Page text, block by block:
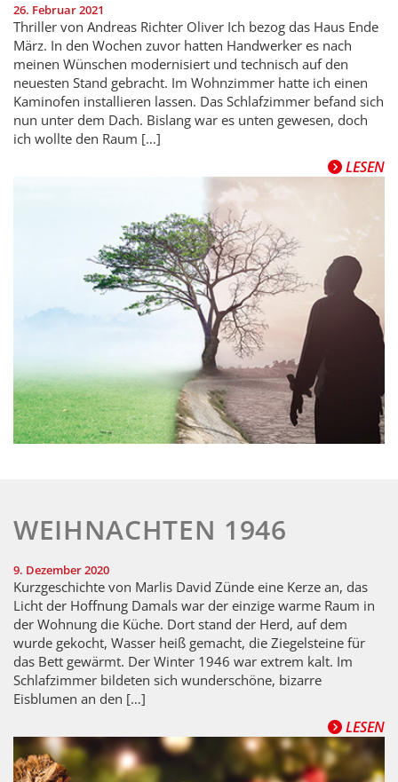
26. Februar 2021
Thriller von Andreas Richter Oliver Ich bezog das Haus Ende
März. In den Wochen zuvor hatten Handwerker es nach
meinen Wünschen modernisiert und technisch auf den
neuesten Stand gebracht. Im Wohnzimmer hatte ich einen
Kaminofen installieren lassen. Das Schlafzimmer befand sich
nun unter dem Dach. Bislang war es unten gewesen, doch
ich wollte den Raum […]
LESEN
WEIHNACHTEN 1946
9. Dezember 2020
Kurzgeschichte von Marlis David Zünde eine Kerze an, das
Licht der Hoffnung Damals war der einzige warme Raum in
der Wohnung die Küche. Dort stand der Herd, auf dem
wurde gekocht, Wasser heiß gemacht, die Ziegelsteine für
das Bett gewärmt. Der Winter 1946 war extrem kalt. Im
Schlafzimmer bildeten sich wunderschöne, bizarre
Eisblumen an den […]
LESEN